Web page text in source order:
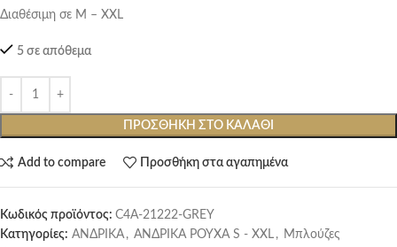
Διαθέσιμη σε M – XXL
5 σε απόθεμα
ΠΡΟΣΘΉΚΗ ΣΤΟ ΚΑΛΆΘΙ
Add to compare Προσθήκη στα αγαπημένα
Κωδικός προϊόντος: C4A-21222-GREY
Κατηγορίες: ΑΝΔΡΙΚΑ , ΑΝΔΡΙΚΑ ΡΟΥΧΑ S - XXL , Μπλούζες